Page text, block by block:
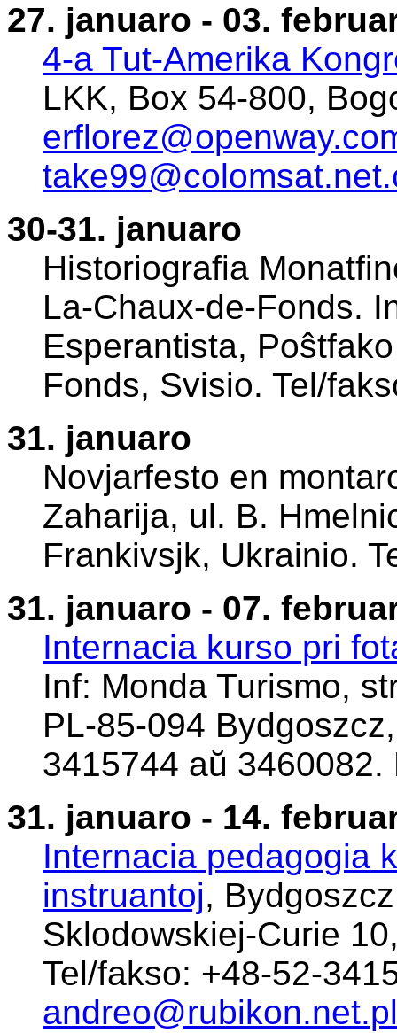
27. januaro - 03.
4-a Tut-Amerika
LKK, Box 54-800,
30-31. januaro
Historiografia
La-Chaux-de-Fonds.
Esperantista,
Fonds, Svisio. Tel/
31. januaro
Novjarfesto en
Zaharija, ul. B.
Frankivsjk, Ukrainio.
31. januaro - 07.
Internacia kurso pri
Inf: Monda Turismo,
PL-85-094
3415744 aŭ
31. januaro - 14.
Internacia pedagogia
instruantoj,
Sklodowskiej-Curie
Tel/fakso: +48-52-
andreo@rubikon.net.pl